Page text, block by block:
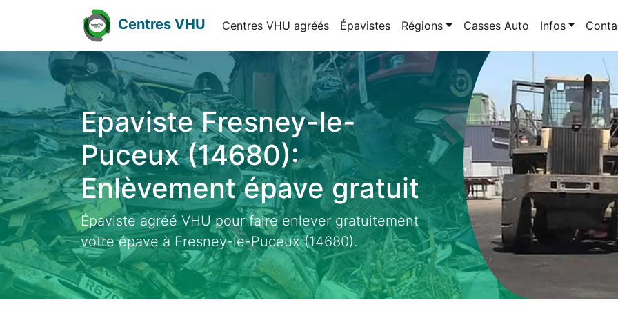
Centres VHU Centres VHU agréés Épavistes Régions Casses Auto Infos
Epaviste Fresney-le-
Puceux (14680):
Enlèvement épave gratuit
Épaviste agréé VHU pour faire enlever gratuitement
votre épave à Fresney-le-Puceux (14680).